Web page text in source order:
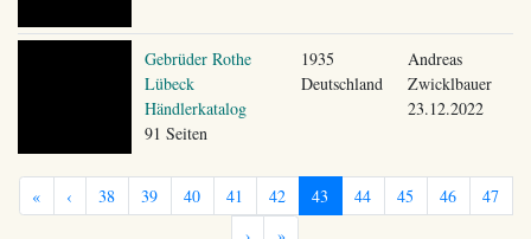
Gebrüder Rothe
Lübeck
Händlerkatalog
91 Seiten
1935
Deutschland
Andreas
Zwicklbauer
23.12.2022
« ‹ 38 39 40 41 42 43 44 45 46
47
›
»